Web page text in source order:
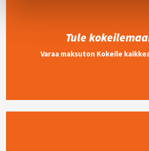
Tule
Varaa maksuton Kokeile